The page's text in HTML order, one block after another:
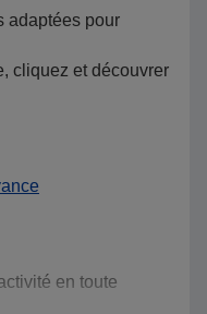
adaptées pour
cliquez et découvrer
en toute